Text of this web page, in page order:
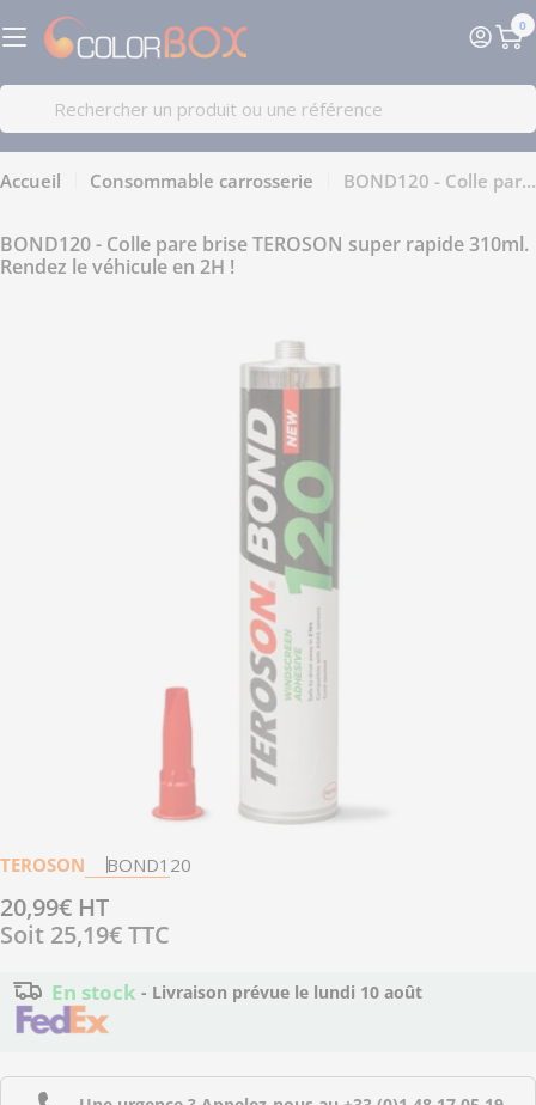
Passer
au
Recherche
0
Accueil Consommable carrosserie BOND120 - Colle pare brise TEROSON super rapide 310ml. Rendez le véhicule en 2H !
BOND120 - Colle pare brise TEROSON super rapide 310ml.
Rendez le véhicule en 2H !
le média 0 en mode modal
TEROSON BOND120
Prix
20,99€ HT
Soit 25,19€TTC
En stock - Livraison prévue le lundi 10 août